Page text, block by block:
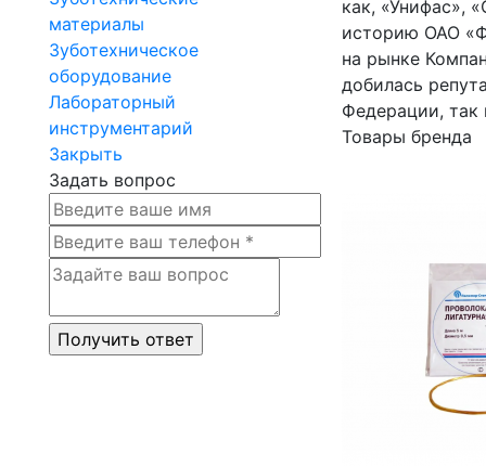
материалы
Зуботехническое
оборудование
Лабораторный
инструментарий
Закрыть
Задать вопрос
как, «Унифас»,
историю ОАО
на рынке
добилась
Федерации, так
Товары бренда